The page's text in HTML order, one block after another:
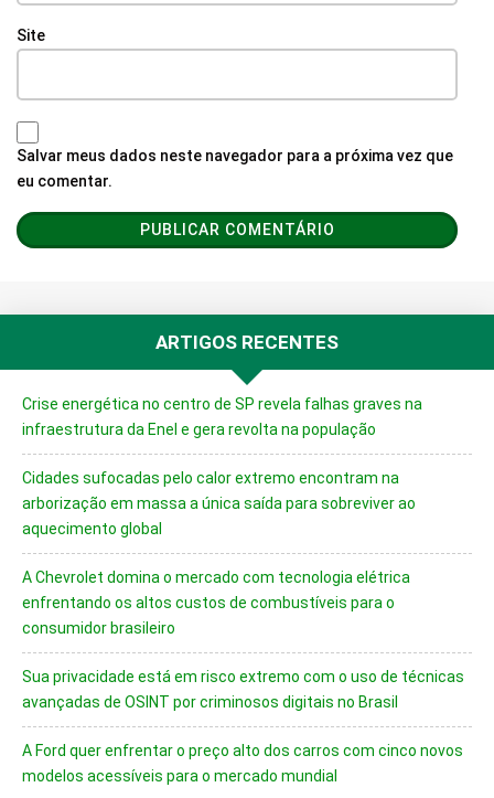
Site
Salvar meus dados neste navegador para a próxima vez que
eu comentar.
ARTIGOS RECENTES
Crise energética no centro de SP revela falhas graves na
infraestrutura da Enel e gera revolta na população
Cidades sufocadas pelo calor extremo encontram na
arborização em massa a única saída para sobreviver ao
aquecimento global
A Chevrolet domina o mercado com tecnologia elétrica
enfrentando os altos custos de combustíveis para o
consumidor brasileiro
Sua privacidade está em risco extremo com o uso de técnicas
avançadas de OSINT por criminosos digitais no Brasil
A Ford quer enfrentar o preço alto dos carros com cinco novos
modelos acessíveis para o mercado mundial